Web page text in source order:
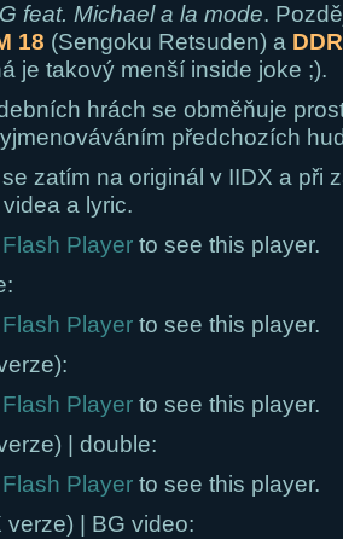
feat. Michael a la mode.
18 (Sengoku Retsuden) a
je takový menší inside joke ;).
hrách se obměňuje
předchozích
zatím na originál v IIDX a při
a lyric.
Playerto see this player.
Playerto see this player.
Playerto see this player.
| double:
Playerto see this player.
verze) | BG video: